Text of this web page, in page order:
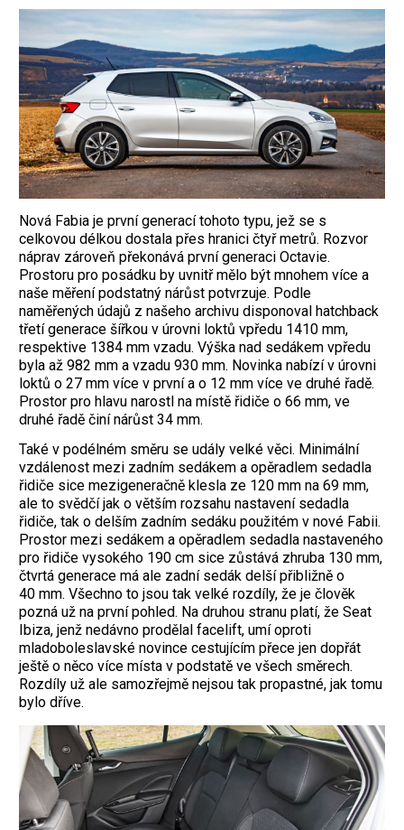
Nová Fabia je první generací tohoto typu, jež se s
celkovou délkou dostala přes hranici čtyř metrů. Rozvor
náprav zároveň překonává první generaci Octavie.
Prostoru pro posádku by uvnitř mělo být mnohem více a
naše měření podstatný nárůst potvrzuje. Podle
naměřených údajů z našeho archivu disponoval hatchback
třetí ­generace šířkou v úrovni loktů vpředu 1410 mm,
respektive 1384 mm vzadu. Výška nad sedákem vpředu
byla až 982 mm a vzadu 930 mm. Novinka nabízí v úrovni
loktů o 27 mm více v první a o 12 mm více ve druhé řadě.
Prostor pro hlavu narostl na místě řidiče o 66 mm, ve
druhé řadě činí nárůst 34 mm.
Také v podélném směru se udály velké věci. Minimální
vzdálenost mezi zadním sedákem a opěradlem sedadla
řidiče sice mezigeneračně klesla ze 120 mm na 69 mm,
ale to svědčí jak o větším rozsahu nastavení sedadla
řidiče, tak o delším zadním sedáku použitém v nové Fabii.
Prostor mezi sedákem a opěradlem sedadla nastaveného
pro řidiče vysokého 190 cm sice zůstává zhruba 130 mm,
čtvrtá generace má ale zadní sedák delší přibližně o
40 mm. Všechno to jsou tak velké rozdíly, že je člověk
pozná už na první pohled. Na druhou stranu platí, že Seat
Ibiza, jenž nedávno prodělal facelift, umí oproti
mladoboleslavské novince cestujícím přece jen dopřát
ještě o něco více místa v podstatě ve všech směrech.
Rozdíly už ale samozřejmě nejsou tak propastné, jak tomu
bylo dříve.